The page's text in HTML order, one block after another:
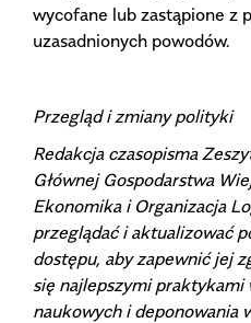
wycofane lub zastąpione z
uzasadnionych powodów.
Przegląd i zmiany polityki
Redakcja czasopisma
Głównej Gospodarstwa
Ekonomika i Organizacja
przeglądać i aktualizować
dostępu, aby zapewnić jej
się najlepszymi praktykami
naukowych i deponowania